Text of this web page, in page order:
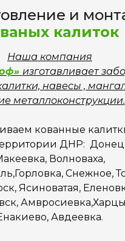
и
калиток
Наша компания
изготавливает
навесы ,
металлоконструкции.
кованные
ДНР:
Волноваха,
Снежное,
Ясиноватая,
Авдеевка.